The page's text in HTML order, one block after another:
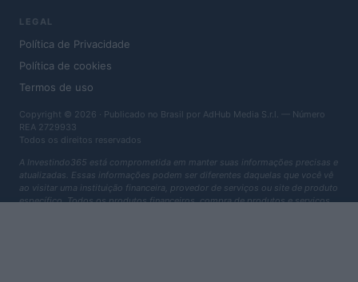
LEGAL
Política de Privacidade
Política de cookies
Termos de uso
Copyright © 2026 · Publicado no Brasil por AdHub Media S.r.l. — Número
REA 2729933
Todos os direitos reservados
A Investindo365 está comprometida em manter suas informações precisas e
atualizadas. Essas informações podem ser diferentes daquelas que você vê
ao visitar uma instituição financeira, provedor de serviços ou site de produto
específico. Todos os produtos financeiros, compra de produtos e serviços